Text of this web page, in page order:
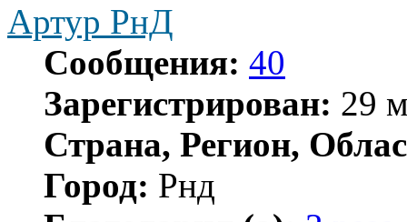
Артур РнД
Сообщения: 40
Зарегистрирован: 29
Страна, Регион,
Город: Рнд